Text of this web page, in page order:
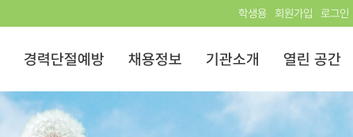
학생용 회원가입 로그인
경력단절예방 채용정보 기관소개 열린 공간